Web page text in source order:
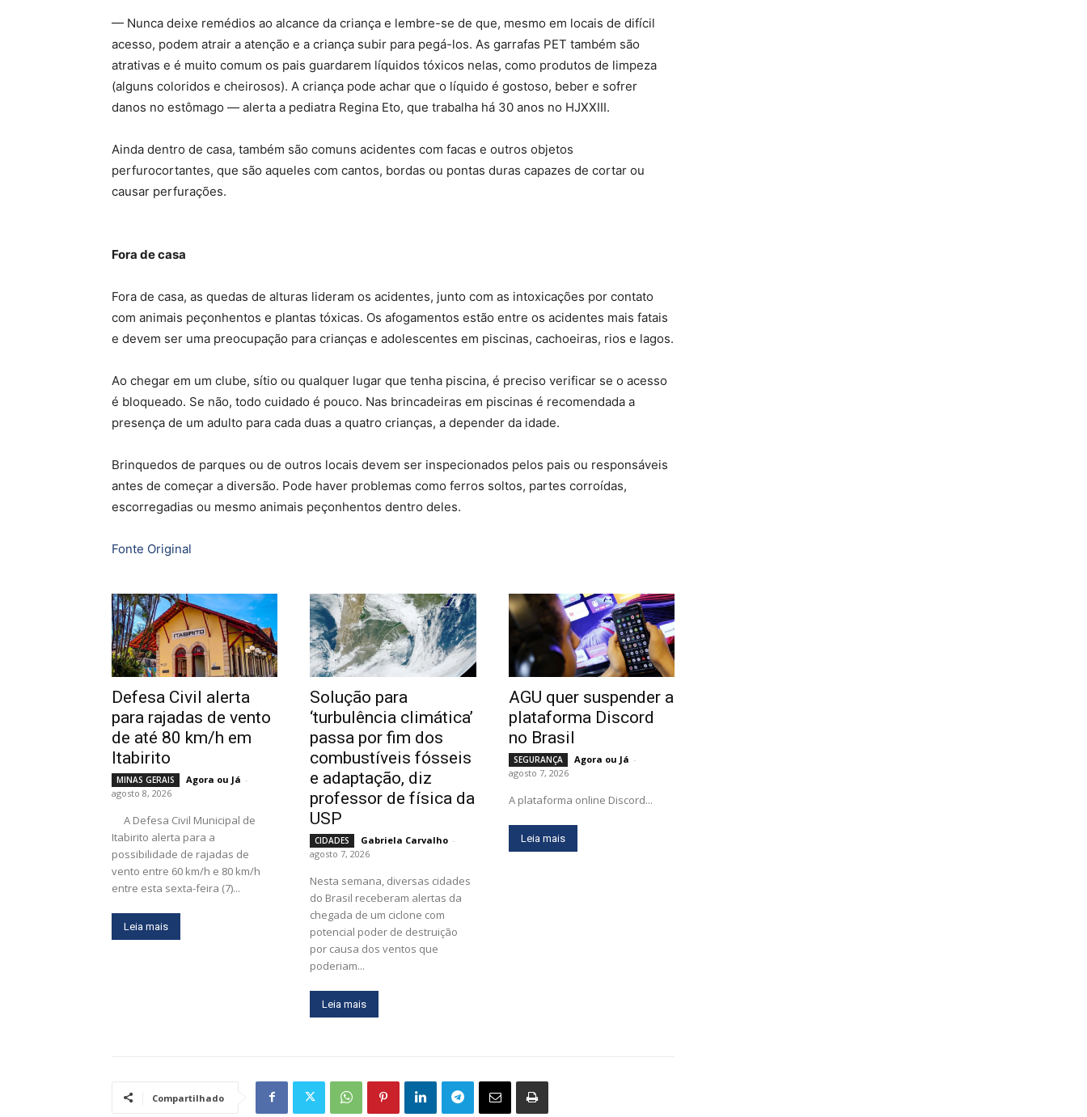
— Nunca deixe remédios ao alcance da criança e lembre-se de que, mesmo em locais de difícil
acesso, podem atrair a atenção e a criança subir para pegá-los. As garrafas PET também são
atrativas e é muito comum os pais guardarem líquidos tóxicos nelas, como produtos de limpeza
(alguns coloridos e cheirosos). A criança pode achar que o líquido é gostoso, beber e sofrer
danos no estômago — alerta a pediatra Regina Eto, que trabalha há 30 anos no HJXXIII.
Ainda dentro de casa, também são comuns acidentes com facas e outros objetos
perfurocortantes, que são aqueles com cantos, bordas ou pontas duras capazes de cortar ou
causar perfurações.
Fora de casa
Fora de casa, as quedas de alturas lideram os acidentes, junto com as intoxicações por contato
com animais peçonhentos e plantas tóxicas. Os afogamentos estão entre os acidentes mais fatais
e devem ser uma preocupação para crianças e adolescentes em piscinas, cachoeiras, rios e lagos.
Ao chegar em um clube, sítio ou qualquer lugar que tenha piscina, é preciso verificar se o acesso
é bloqueado. Se não, todo cuidado é pouco. Nas brincadeiras em piscinas é recomendada a
presença de um adulto para cada duas a quatro crianças, a depender da idade.
Brinquedos de parques ou de outros locais devem ser inspecionados pelos pais ou responsáveis
antes de começar a diversão. Pode haver problemas como ferros soltos, partes corroídas,
escorregadias ou mesmo animais peçonhentos dentro deles.
Fonte Original
Defesa Civil alerta
para rajadas de vento
de até 80 km/h em
Itabirito
MINAS GERAIS Agora ou Já -
agosto 8, 2026
Itabirito alerta para a
possibilidade de rajadas de
vento entre 60 km/h e 80 km/h
entre esta sexta-feira (7)...
Leia mais
Solução para
‘turbulência climática’
passa por fim dos
combustíveis fósseis
e adaptação, diz
professor de física da
USP
CIDADES Gabriela Carvalho -
agosto 7, 2026
Nesta semana, diversas cidades
do Brasil receberam alertas da
chegada de um ciclone com
potencial poder de destruição
por causa dos ventos que
poderiam...
Leia mais
AGU quer suspender a
plataforma Discord
no Brasil
SEGURANÇA Agora ou Já -
agosto 7, 2026
A plataforma online Discord...
Leia mais
Compartilhado